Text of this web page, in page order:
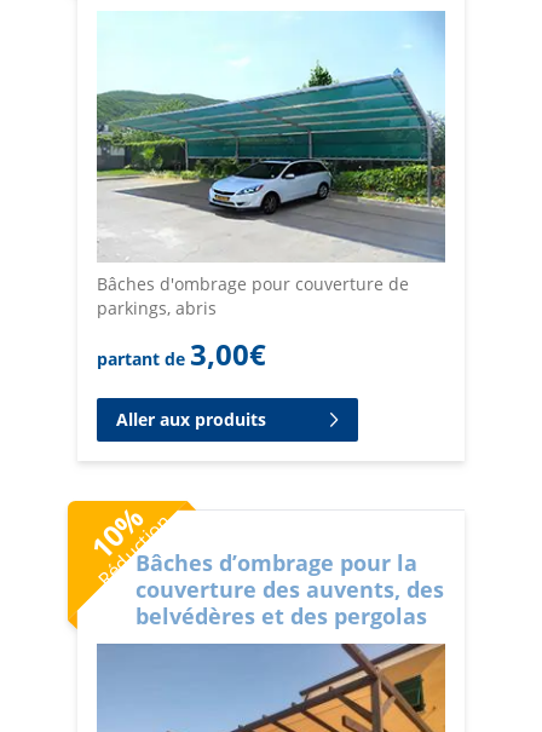
Bâches d'ombrage pour couverture de
parkings, abris
partant de 3,00€
Aller aux produits
10
%
RéductionBâches d’ombrage pour la
couverture des auvents, des
belvédères et des pergolas